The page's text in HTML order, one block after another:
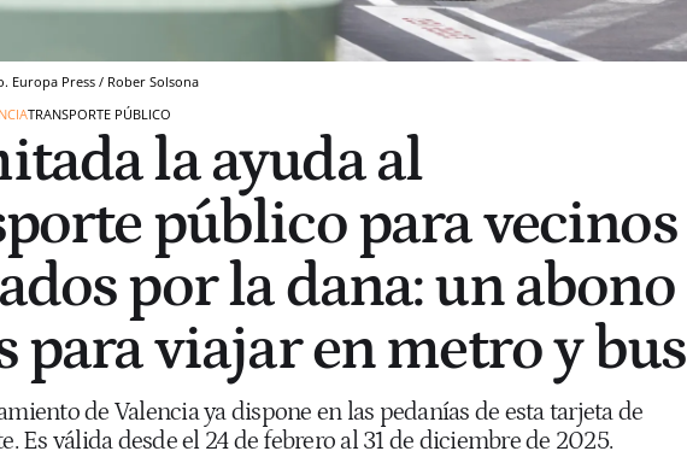
Europa Press / Rober Solsona
TRANSPORTE PÚBLICO
la ayuda al
público para vecinos
por la dana: un abono
para viajar en metro y bus
de Valencia ya dispone en las pedanías de esta tarjeta de
Es válida desde el 24 de febrero al 31 de diciembre de 2025.